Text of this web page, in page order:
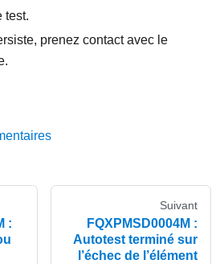
test.
prenez contact avec le
:
Suivant
FQXPMSD0004M :
Autotest terminé sur
l’échec de l’élément